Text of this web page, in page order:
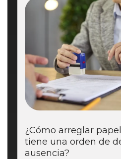
¿Cómo arreglar
tiene una orden de
ausencia?